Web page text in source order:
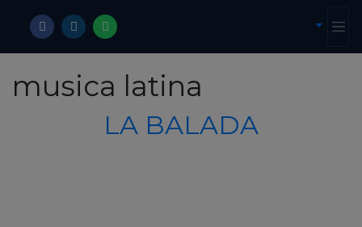
musica latina
LA BALADA